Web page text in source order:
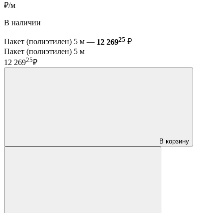
₽/м
В наличии
Пакет (полиэтилен) 5 м — 12 26925 ₽
Пакет (полиэтилен) 5 м
12 26925₽
В корзину